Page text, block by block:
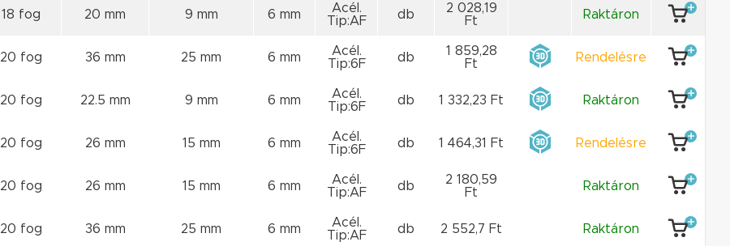
18 fog 20 mm 9 mm 6 mm
Acél.
Tip:AF
db
2 028,19
Ft
Raktáron
20 fog 36 mm 25 mm 6 mm
Acél.
Tip:6F
db
1 859,28
Ft
Rendelésre
20 fog 22.5 mm 9 mm 6 mm
Acél.
Tip:6F
db 1 332,23 Ft Raktáron
20 fog 26 mm 15 mm 6 mm
Acél.
Tip:6F
db 1 464,31 Ft Rendelésre
20 fog 26 mm 15 mm 6 mm
Acél.
Tip:AF
db
2 180,59
Ft
Raktáron
20 fog 36 mm 25 mm 6 mm
Acél.
Tip:AF
db 2 552,7 Ft Raktáron